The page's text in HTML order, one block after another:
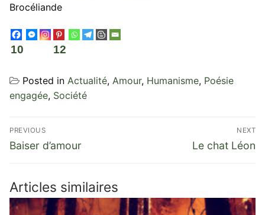
Brocéliande
10 12
Posted in Actualité, Amour, Humanisme, Poésie
engagée, Société
Navigation
de
PREVIOUS
Previous
Baiser d’amour
NEXT
Next
Le chat Léon
Articles similaires